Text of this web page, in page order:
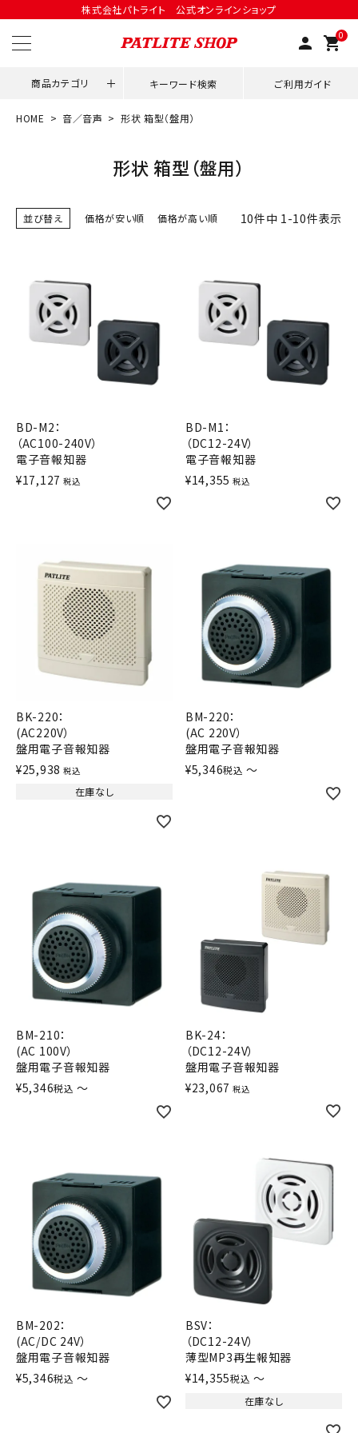
株式会社パトライト 公式オンラインショップ
person 0
shopping_cart
商品カテゴリ キーワード検索 ご利用ガイド
用途別改善アイデア
ネットワーク対応
流線型
音/音声
LED照明
センサ機器
オプション
補修パーツ
パトライトカタログ
HOME 音／音声 形状 箱型（盤用）
形状 箱型（盤用）
並び替え 価格が安い順 価格が高い順 10件中 1-10件表示
BD-M2：
（AC100-240V）
電子音報知器
¥17,127 税込
BD-M1：
（DC12-24V）
電子音報知器
¥14,355 税込
BK-220：
(AC220V）
盤用電子音報知器
¥25,938 税込
在庫なし
BM-220：
(AC 220V）
盤用電子音報知器
¥5,346税込 〜
BM-210：
(AC 100V）
盤用電子音報知器
¥5,346税込 〜
BK-24：
（DC12-24V）
盤用電子音報知器
¥23,067 税込
BM-202：
(AC/DC 24V）
盤用電子音報知器
¥5,346税込 〜
BSV：
（DC12-24V）
薄型MP3再生報知器
¥14,355税込 〜
在庫なし